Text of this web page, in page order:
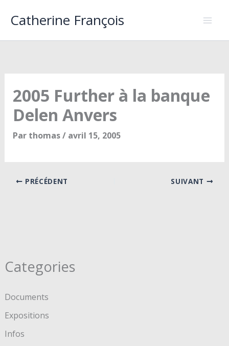
Catherine François
Categories
Documents
Expositions
Infos
2005 Further à la banque
Delen Anvers
Par thomas/ avril 15, 2005
PRÉCÉDENT SUIVANT